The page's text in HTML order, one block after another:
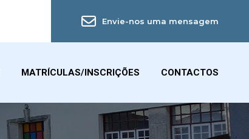
Envie-nos uma mensagem
MATRÍCULAS/INSCRIÇÕES CONTACTOS